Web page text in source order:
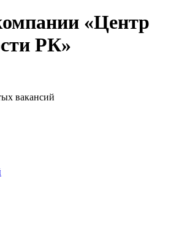
«Центр
РК»
вакансий